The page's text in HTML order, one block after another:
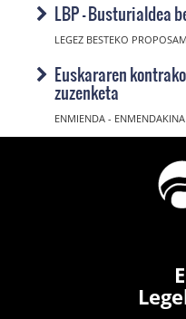
LBP - Busturialdea
LEGEZ BESTEKO
Euskararen
zuzenketa
ENMIENDA -